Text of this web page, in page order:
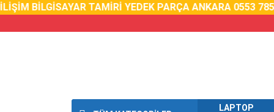
BİLGİSAYAR TAMİRİ YEDEK PARÇA ANKARA 0553 785
LAPTOP